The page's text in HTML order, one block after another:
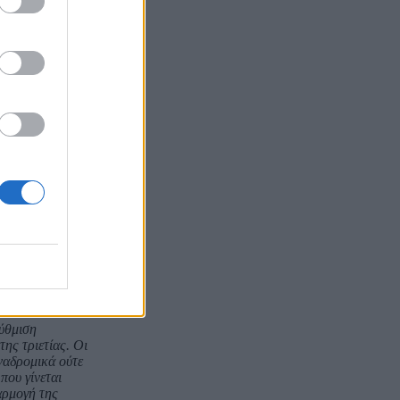
Αύγουστο
έκταση
των 150
για τα
του
ενισχύσεις
ίδιοι οι
τριετίας. Οι
ούτε
γίνεται
της